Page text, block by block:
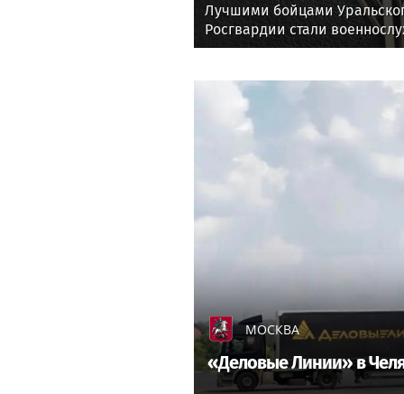
Лучшими бойцами
Росгвардии стали
соединения по охране
МОСКВА
«Деловые Линии» в